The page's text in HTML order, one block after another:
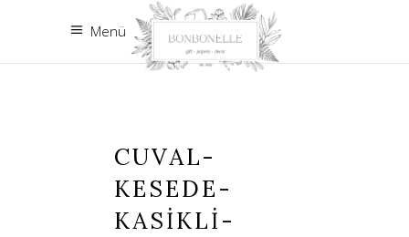
Menü
CUVAL-
KESEDE-
KASIKLI-